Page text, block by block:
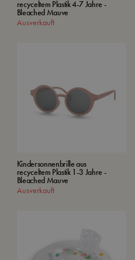
recyceltem Plastik 4-7 Jahre -
Bleached Mauve
Ausverkauft
Kindersonnenbrille aus
recyceltem Plastik 1-3 Jahre -
Bleached Mauve
Ausverkauft